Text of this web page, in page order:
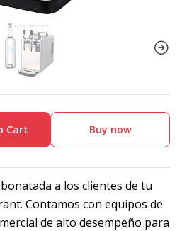
Cart Buy now
a los clientes de tu
Contamos con equipos de
de alto desempeño para